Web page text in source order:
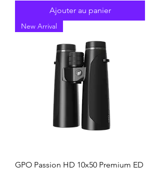
Ajouter au panier
New Arrival
GPO Passion HD 10x50 Premium ED